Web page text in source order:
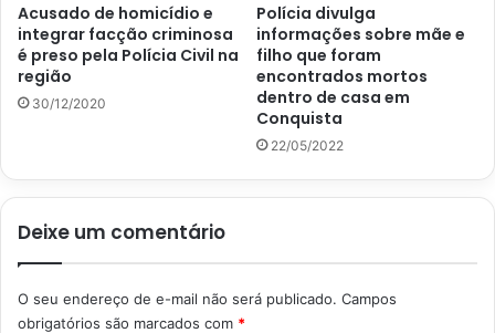
Acusado de homicídio e
integrar facção criminosa
é preso pela Polícia Civil na
região
30/12/2020
Polícia divulga
informações sobre mãe e
filho que foram
encontrados mortos
dentro de casa em
Conquista
22/05/2022
Deixe um comentário
O seu endereço de e-mail não será publicado. Campos
obrigatórios são marcados com *